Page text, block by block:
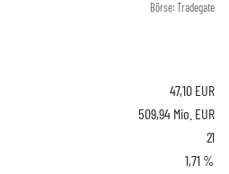
Börse: Tradegate
47,10 EUR
509,94 Mio. EUR
21
1,71 %